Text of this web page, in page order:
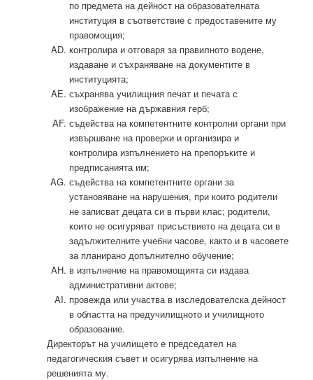
по предмета на дейност на образователната
институция в съответствие с предоставените му
правомощия;
контролира и отговаря за правилното водене,
издаване и съхраняване на документите в
институцията;
съхранява училищния печат и печата с
изображение на държавния герб;
съдейства на компетентните контролни органи при
извършване на проверки и организира и
контролира изпълнението на препоръките и
предписанията им;
съдейства на компетентните органи за
установяване на нарушения, при които родители
не записват децата си в първи клас; родители,
които не осигуряват присъствието на децата си в
задължителните учебни часове, както и в часовете
за планирано допълнително обучение;
в изпълнение на правомощията си издава
административни актове;
провежда или участва в изследователска дейност
в областта на предучилищното и училищното
образование.
Директорът на училището е председател на
педагогическия съвет и осигурява изпълнение на
решенията му.